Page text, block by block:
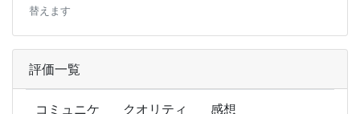
替えます
評価一覧
コミュニケ
クオリティ 感想